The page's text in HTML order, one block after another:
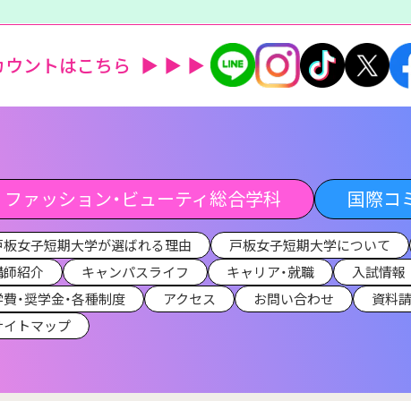
ントはこちら
ファッション・ビューティ総合学科 国際コ
板女子短期大学が選ばれる理由 戸板女子短期大学について
師紹介
キャンパスライフ キャリア・就職
入試情報
・奨学金・各種制度
アクセス お問い合わせ
資料
イトマップ